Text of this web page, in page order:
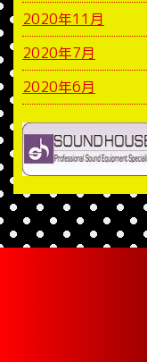
2020年11月
2020年7月
2020年6月